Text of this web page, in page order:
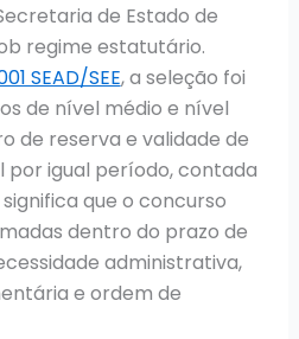
de Estado de
regime estatutário.
SEAD/SEE, a seleção foi
de nível médio e nível
de reserva e validade de
por igual período, contada
que o concurso
dentro do prazo de
administrativa,
e ordem de